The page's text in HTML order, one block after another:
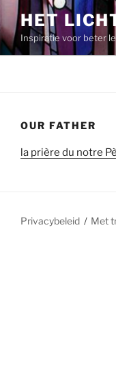
Spring
naar
de
inhoud
HET
Inspiratie voor beter
OUR FATHER
la prière du notre
Privacybeleid Met